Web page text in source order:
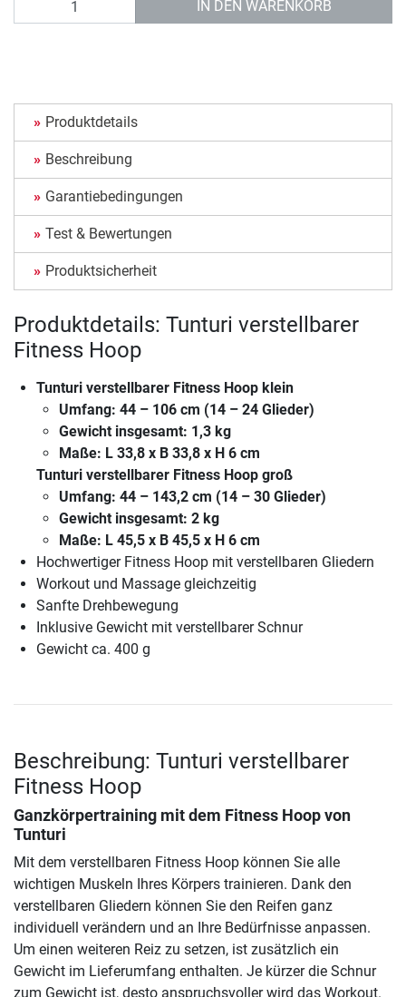
IN DEN WARENKORB
Produktdetails
Beschreibung
Garantiebedingungen
Test & Bewertungen
Produktsicherheit
Produktdetails: Tunturi verstellbarer
Fitness Hoop
Tunturi verstellbarer Fitness Hoop klein
Umfang: 44 – 106 cm (14 – 24 Glieder)
Gewicht insgesamt: 1,3 kg
Maße: L 33,8 x B 33,8 x H 6 cm
Tunturi verstellbarer Fitness Hoop groß
Umfang: 44 – 143,2 cm (14 – 30 Glieder)
Gewicht insgesamt: 2 kg
Maße: L 45,5 x B 45,5 x H 6 cm
Hochwertiger Fitness Hoop mit verstellbaren Gliedern
Workout und Massage gleichzeitig
Sanfte Drehbewegung
Inklusive Gewicht mit verstellbarer Schnur
Gewicht ca. 400 g
Beschreibung: Tunturi verstellbarer
Fitness Hoop
Ganzkörpertraining mit dem Fitness Hoop von
Tunturi
Mit dem verstellbaren Fitness Hoop können Sie alle
wichtigen Muskeln Ihres Körpers trainieren. Dank den
verstellbaren Gliedern können Sie den Reifen ganz
individuell verändern und an Ihre Bedürfnisse anpassen.
Um einen weiteren Reiz zu setzen, ist zusätzlich ein
Gewicht im Lieferumfang enthalten. Je kürzer die Schnur
zum Gewicht ist, desto anspruchsvoller wird das Workout.